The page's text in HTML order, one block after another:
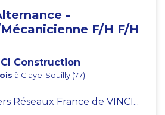
-
F/H F/H
Construction
à Claye-Souilly (77)
Réseaux France de VINCI...